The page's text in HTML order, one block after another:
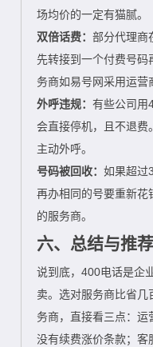
场均价的一定有猫腻。
双倍话费：部分代理商
先转接到一个付费号码
务商如易号网采用运营
外呼违规：有些公司用
会直接停机，且不退
主动外呼。
号码被回收：如果超过
再办相同的号要重新花
的服务商。
六、总结与推荐
说到底，400电话是企
卖。选对服务商比省几
务商，直接看三点：运
没有续费涨价条款；客